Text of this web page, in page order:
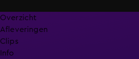
Overzicht
Afleveringen
Clips
Info